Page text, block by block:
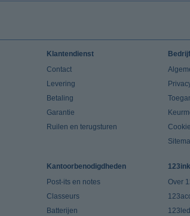
Klantendienst
Contact
Levering
Betaling
Garantie
Ruilen en terugsturen
Kantoorbenodigdheden
Post-its en notes
Classeurs
Batterijen
Over
123led